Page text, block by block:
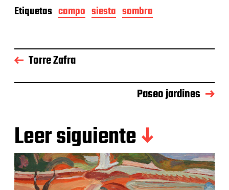
Etiquetas campo siesta sombra
Torre Zafra
Paseo jardines
Leer siguiente